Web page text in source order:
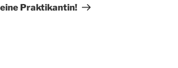
Praktikantin!